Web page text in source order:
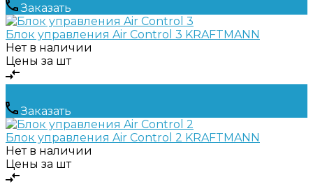
Заказать
Блок управления Air Control 3 KRAFTMANN
Нет в наличии
Цены за шт
Заказать
Блок управления Air Control 2 KRAFTMANN
Нет в наличии
Цены за шт